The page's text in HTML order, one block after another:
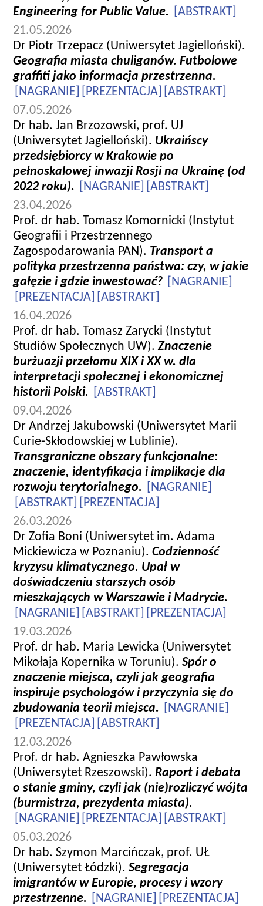
Engineering for Public Value.
[ABSTRAKT]
21.05.2026
Dr Piotr Trzepacz (Uniwersytet Jagielloński).
Geografia miasta chuliganów. Futbolowe
graffiti jako informacja przestrzenna.
[NAGRANIE]
[PREZENTACJA]
[ABSTRAKT]
07.05.2026
Dr hab. Jan Brzozowski, prof. UJ
(Uniwersytet Jagielloński). Ukraińscy
przedsiębiorcy w Krakowie po
pełnoskalowej inwazji Rosji na Ukrainę (od
2022 roku).
[NAGRANIE]
[ABSTRAKT]
23.04.2026
Prof. dr hab. Tomasz Komornicki (Instytut
Geografii i Przestrzennego
Zagospodarowania PAN). Transport a
polityka przestrzenna państwa: czy, w jakie
gałęzie i gdzie inwestować?
[NAGRANIE]
[PREZENTACJA]
[ABSTRAKT]
16.04.2026
Prof. dr hab. Tomasz Zarycki (Instytut
Studiów Społecznych UW). Znaczenie
burżuazji przełomu XIX i XX w. dla
interpretacji społecznej i ekonomicznej
historii Polski.
[ABSTRAKT]
09.04.2026
Dr Andrzej Jakubowski (Uniwersytet Marii
Curie-Skłodowskiej w Lublinie).
Transgraniczne obszary funkcjonalne:
znaczenie, identyfikacja i implikacje dla
rozwoju terytorialnego.
[NAGRANIE]
[ABSTRAKT]
[PREZENTACJA]
26.03.2026
Dr Zofia Boni (Uniwersytet im. Adama
Mickiewicza w Poznaniu). Codzienność
kryzysu klimatycznego. Upał w
doświadczeniu starszych osób
mieszkających w Warszawie i Madrycie.
[NAGRANIE]
[ABSTRAKT]
[PREZENTACJA]
19.03.2026
Prof. dr hab. Maria Lewicka (Uniwersytet
Mikołaja Kopernika w Toruniu). Spór o
znaczenie miejsca, czyli jak geografia
inspiruje psychologów i przyczynia się do
zbudowania teorii miejsca.
[NAGRANIE]
[PREZENTACJA]
[ABSTRAKT]
12.03.2026
Prof. dr hab. Agnieszka Pawłowska
(Uniwersytet Rzeszowski). Raport i debata
o stanie gminy, czyli jak (nie)rozliczyć wójta
(burmistrza, prezydenta miasta).
[NAGRANIE]
[PREZENTACJA]
[ABSTRAKT]
05.03.2026
Dr hab. Szymon Marcińczak, prof. UŁ
(Uniwersytet Łódzki). Segregacja
imigrantów w Europie, procesy i wzory
przestrzenne.
[NAGRANIE]
[PREZENTACJA]